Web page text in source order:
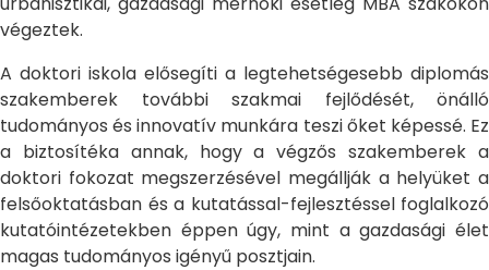
végeztek.
A doktori iskola elősegíti a legtehetségesebb diplomás
szakemberek további szakmai fejlődését, önálló
tudományos és innovatív munkára teszi őket képessé. Ez
a biztosítéka annak, hogy a végzős szakemberek a
doktori fokozat megszerzésével megállják a helyüket a
felsőoktatásban és a kutatással-fejlesztéssel foglalkozó
kutatóintézetekben éppen úgy, mint a gazdasági élet
magas tudományos igényű posztjain.